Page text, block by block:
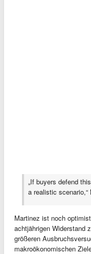
„If buyers defend
a realistic scenario,“
Martinez ist noch
achtjährigen Widerstand
größeren
makroökonomischen